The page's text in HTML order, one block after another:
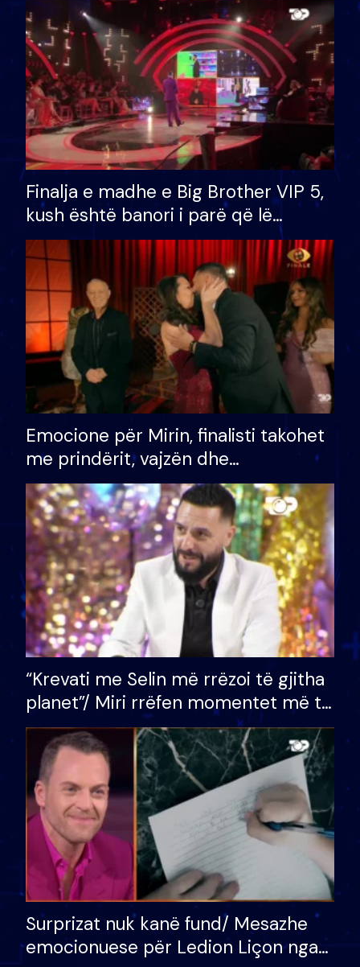
Finalja e madhe e Big Brother VIP 5,
kush është banori i parë që lë
shtëpinë dhe humb mundësinë për
të fituar çmimin e madh
Emocione për Mirin, finalisti takohet
me prindërit, vajzën dhe
bashkëshorten: S’kemi ndonjë letër
divorci apo jo?
“Krevati me Selin më rrëzoi të gjitha
planet”/ Miri rrëfen momentet më të
bukura në shtëpinë e BB VIP: Do më
mungojë zilja e mëngjesit kur…
Surprizat nuk kanë fund/ Mesazhe
emocionuese për Ledion Liçon nga